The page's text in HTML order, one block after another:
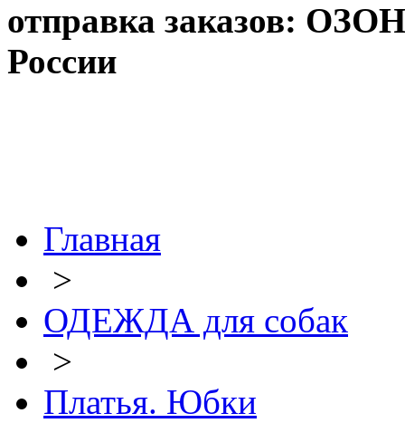
отправка заказов:
России
Главная
>
ОДЕЖДА для собак
>
Платья. Юбки